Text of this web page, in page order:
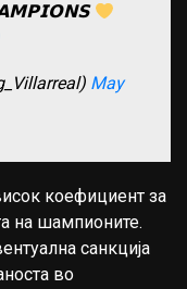
May
коефициент за
на шампионите.
санкција
во